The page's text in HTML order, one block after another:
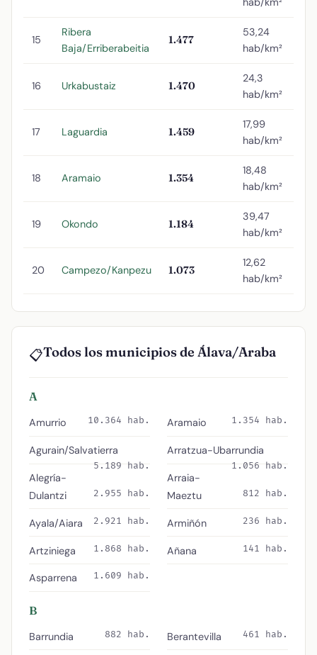
15
Ribera
Baja/Erriberabeitia
1.477
53,24
hab/km²
16 Urkabustaiz 1.470
24,3
hab/km²
17 Laguardia 1.459
17,99
hab/km²
18 Aramaio 1.354
18,48
hab/km²
19 Okondo 1.184
39,47
hab/km²
20 Campezo/Kanpezu 1.073
12,62
hab/km²
📋Todos los municipios de Álava/Araba
A
Amurrio 10.364 hab.
Agurain/Salvatierra
5.189 hab.
Alegría-
Dulantzi
2.955 hab.
Ayala/Aiara 2.921 hab.
Artziniega 1.868 hab.
Asparrena 1.609 hab.
Aramaio 1.354 hab.
Arratzua-Ubarrundia
1.056 hab.
Arraia-
Maeztu
812 hab.
Armiñón 236 hab.
Añana 141 hab.
B
Barrundia 882 hab. Berantevilla 461 hab.